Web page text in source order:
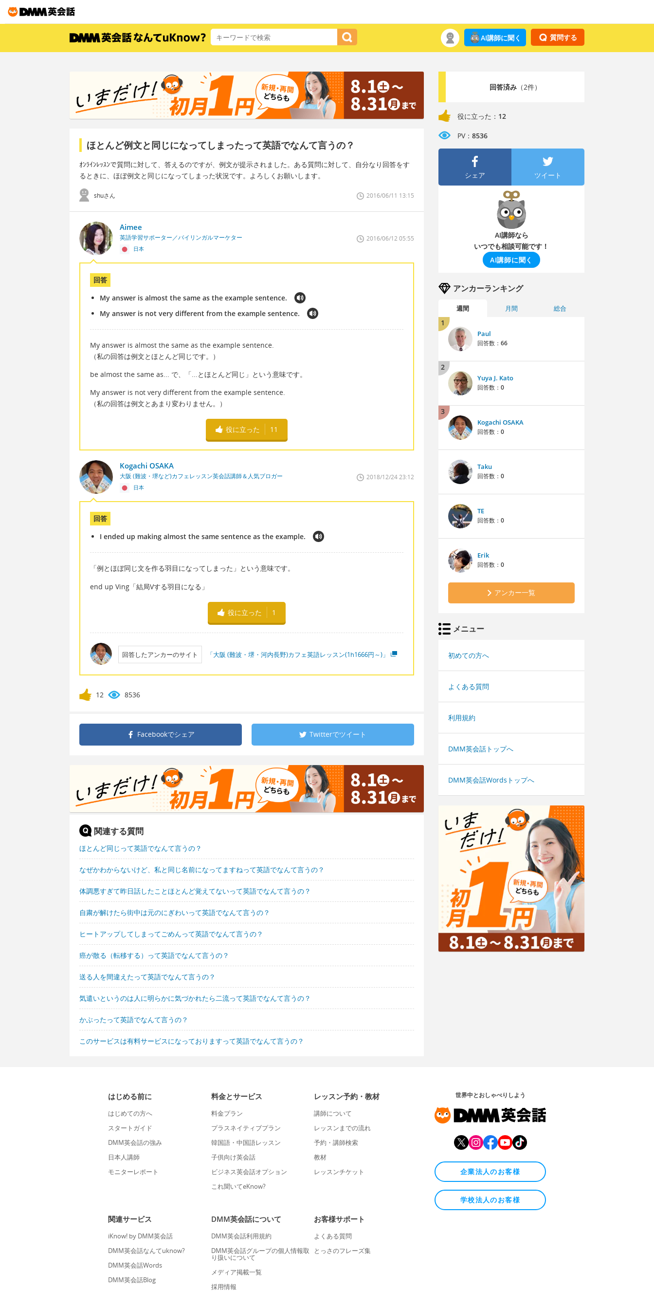
質問する
AI講師に聞く
ほとんど例文と同じになってしまったって英語でなんて言うの？
ｵﾝﾗｲﾝﾚｯｽﾝで質問に対して、答えるのですが、例文が提示されました。ある質問に対して、自分なり回答をす
るときに、ほぼ例文と同じになってしまった状況です。よろしくお願いします。
shuさん 2016/06/11 13:15
Aimee
英語学習サポーター／バイリンガルマーケター
日本
2016/06/12 05:55
回答
My answer is almost the same as the example sentence.
My answer is not very different from the example sentence.
My answer is almost the same as the example sentence.
（私の回答は例文とほとんど同じです。）
be almost the same as... で、「...とほとんど同じ」という意味です。
My answer is not very different from the example sentence.
（私の回答は例文とあまり変わりません。）
役に立った 11
Kogachi OSAKA
大阪 (難波・堺など)カフェレッスン英会話講師＆人気ブロガー
日本
2018/12/24 23:12
回答
I ended up making almost the same sentence as the example.
「例とほぼ同じ文を作る羽目になってしまった」という意味です。
end up Ving「結局Vする羽目になる」
役に立った 1
回答したアンカーのサイト 「大阪 (難波・堺・河内長野)カフェ英語レッスン(1h1666円～)」
12 8536
Facebookでシェア Twitterでツイート
関連する質問
ほとんど同じって英語でなんて言うの？
なぜかわからないけど、私と同じ名前になってますねって英語でなんて言うの？
体調悪すぎて昨日話したことほとんど覚えてないって英語でなんて言うの？
自粛が解けたら街中は元のにぎわいって英語でなんて言うの？
ヒートアップしてしまってごめんって英語でなんて言うの？
癌が散る（転移する）って英語でなんて言うの？
送る人を間違えたって英語でなんて言うの？
気遣いというのは人に明らかに気づかれたら二流って英語でなんて言うの？
かぶったって英語でなんて言うの？
このサービスは有料サービスになっておりますって英語でなんて言うの？
回答済み（2件）
役に立った： 12
PV： 8536
シェア ツイート
AI講師なら
いつでも相談可能です！
AI講師に聞く
アンカーランキング
週間 月間 総合
1
Paul
回答数： 66
2
Yuya J. Kato
回答数： 0
3
Kogachi OSAKA
回答数： 0
Taku
回答数： 0
TE
回答数： 0
Erik
回答数： 0
アンカー一覧
メニュー
初めての方へ
よくある質問
利用規約
DMM英会話トップへ
DMM英会話Wordsトップへ
はじめる前に
はじめての方へ
スタートガイド
DMM英会話の強み
日本人講師
モニターレポート
料金とサービス
料金プラン
プラスネイティブプラン
韓国語・中国語レッスン
子供向け英会話
ビジネス英会話オプション
これ聞いてeKnow?
レッスン予約・教材
講師について
レッスンまでの流れ
予約・講師検索
教材
レッスンチケット
関連サービス
iKnow! by DMM英会話
DMM英会話なんてuknow?
DMM英会話Words
DMM英会話Blog
DMM英会話について
DMM英会話利用規約
DMM英会話グループの個人情報取
り扱いについて
メディア掲載一覧
採用情報
お客様サポート
よくある質問
とっさのフレーズ集
世界中とおしゃべりしよう
企業法人のお客様
学校法人のお客様